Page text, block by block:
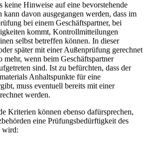
keine Hinweise auf eine bevorstehende
davon ausgegangen werden, dass im
bei einem Geschäftspartner, bei
kommt, Kontrollmitteilungen
selbst betreffen können. In dieser
später mit einer Außenprüfung gerechnet
mehr, wenn beim Geschäftspartner
sind. Ist zu befürchten, dass der
Anhaltspunkte für eine
muss eventuell bereits mit einer
werden.
Kriterien können ebenso dafürsprechen,
eine Prüfungsbedürftigkeit des
wird: